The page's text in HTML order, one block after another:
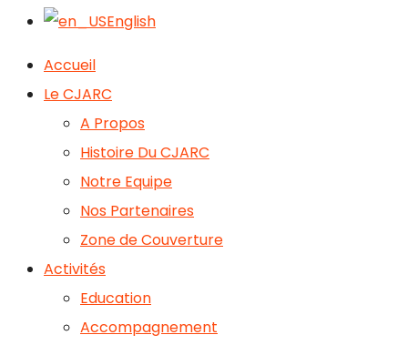
English
Accueil
Le CJARC
A Propos
Histoire Du CJARC
Notre Equipe
Nos Partenaires
Zone de Couverture
Activités
Education
Accompagnement